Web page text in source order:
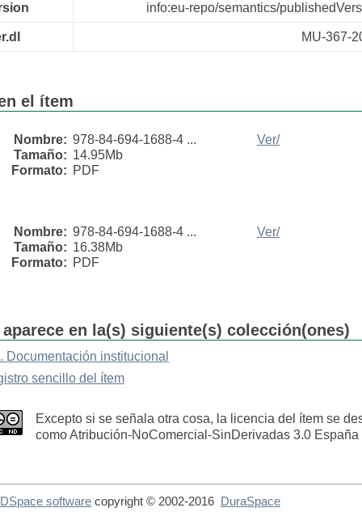
info:eu-repo/semantics/
MU-367-
el ítem
Nombre: 978-84-694-1688-4 ...
Tamaño: 14.95Mb
Formato: PDF
Ver/
Nombre: 978-84-694-1688-4 ...
Tamaño: 16.38Mb
Formato: PDF
Ver/
en la(s) siguiente(s) colección(ones)
Documentación institucional
sencillo del ítem
Excepto si se señala otra cosa, la licencia del ítem se
como Atribución-NoComercial-SinDerivadas 3.0 España
DSpace software copyright © 2002-2016 DuraSpace